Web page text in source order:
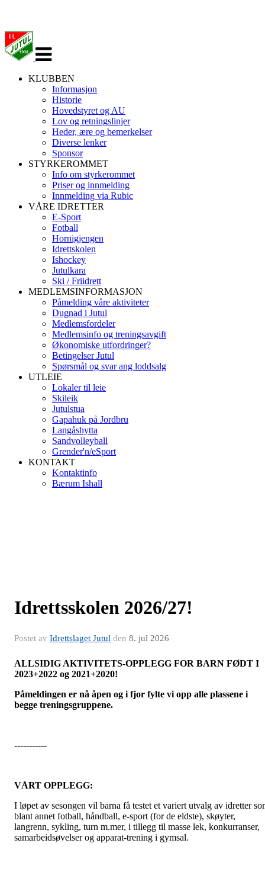
navigasjon
KLUBBEN
Informasjon
Historie
Hovedstyret og AU
Lov og retningslinjer
Heder, ære og bemerkelser
Diverse lenker
Sponsor
STYRKEROMMET
Info om styrkerommet
Priser og innmelding
Innmelding via Rubic
VÅRE IDRETTER
E-Sport
Fotball
Hornigjengen
Idrettskolen
Ishockey
Jutulkara
Ski / Friidrett
MEDLEMSINFORMASJON
Påmelding våre aktiviteter
Dugnad i Jutul
Medlemsfordeler
Medlemsinfo og treningsavgift
Økonomiske utfordringer?
Betingelser Jutul
Spørsmål og svar ang loddsalg
UTLEIE
Lokaler til leie
Skileik
Jutulstua
Gapahuk på Jordbru
Langåshytta
Sandvolleyball
Grender'n/eSport
KONTAKT
Kontaktinfo
Bærum Ishall
Idrettsskolen 2026/27!
Postet av Idrettslaget Jutul den 8. jul 2026
ALLSIDIG AKTIVITETS-OPPLEGG FOR BARN FØDT I
2023+2022 og 2021+2020!
Påmeldingen er nå åpen og i fjor fylte vi opp alle plassene i
begge treningsgruppene.
-----------
VÅRT OPPLEGG:
I løpet av sesongen vil barna få testet et variert utvalg av idretter
blant annet fotball, håndball, e-sport (for de eldste), skøyter,
langrenn, sykling, turn m.mer, i tillegg til masse lek, konkurranser,
samarbeidsøvelser og apparat-trening i gymsal.